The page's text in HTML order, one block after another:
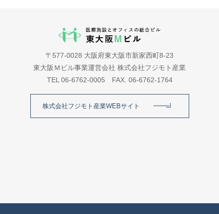
〒577-0028 大阪府東大阪市新家西町8-23
東大阪Ｍビル事業運営会社 株式会社フジモト産業
TEL 06-6762-0005 FAX. 06-6762-1764
株式会社フジモト産業WEBサイト